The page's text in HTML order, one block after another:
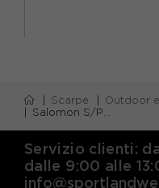
Scarpe Outdoor e
Salomon S/Pro Supra Boa 120 Gw Nero Blu - Scarponi Da Sci Uomo
Servizio clienti:
dalle 9:00 alle